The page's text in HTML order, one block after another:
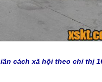
cách xã hội theo chỉ thị